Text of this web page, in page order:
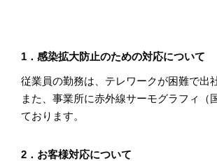
1．感染拡大防止のための対応について
従業員の勤務は、テレワークが困難で出
また、事業所に赤外線サーモグラフィ
ております。
2．お客様対応について